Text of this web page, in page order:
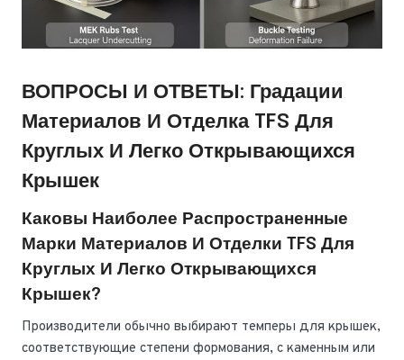
ВОПРОСЫ И ОТВЕТЫ: Градации
Материалов И Отделка TFS Для
Круглых И Легко Открывающихся
Крышек
Каковы Наиболее Распространенные
Марки Материалов И Отделки TFS Для
Круглых И Легко Открывающихся
Крышек?
Производители обычно выбирают темперы для крышек,
соответствующие степени формования, с каменным или